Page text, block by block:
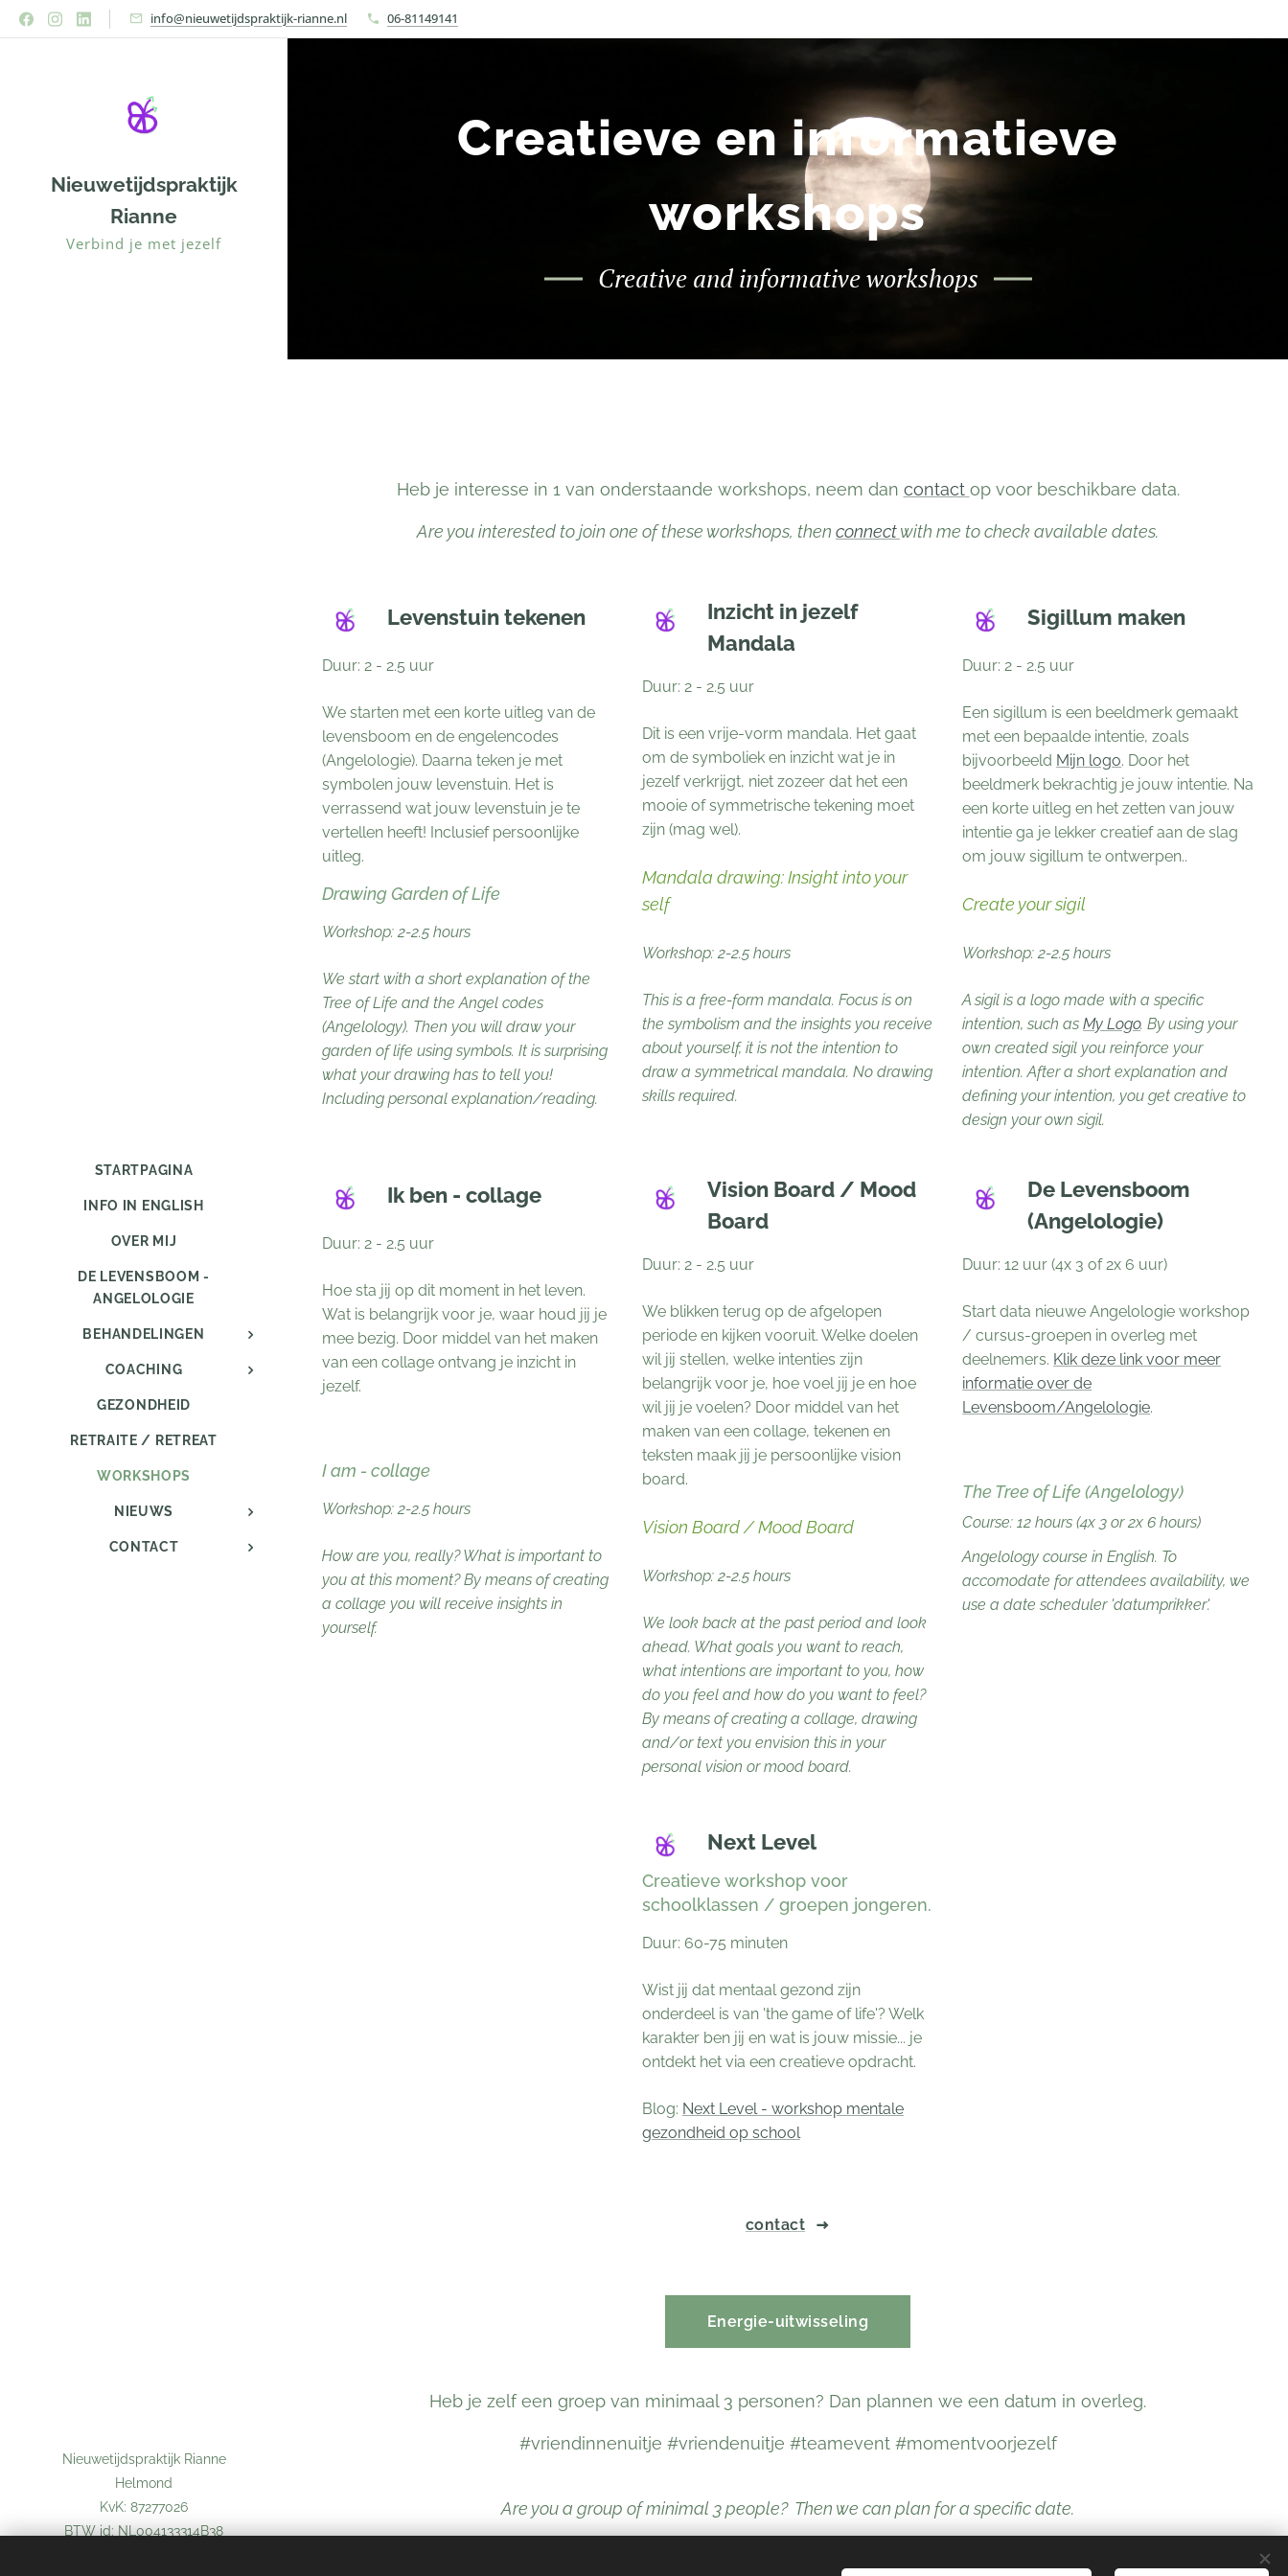
info@nieuwetijdspraktijk-rianne.nl 06-81149141
Nieuwetijdspraktijk
Rianne
Verbind je met jezelf
STARTPAGINA
INFO IN ENGLISH
OVER MIJ
DE LEVENSBOOM -
ANGELOLOGIE
BEHANDELINGEN
COACHING
GEZONDHEID
RETRAITE / RETREAT
WORKSHOPS
NIEUWS
CONTACT
Creatieve en informatieve
workshops
Creative and informative workshops
Heb je interesse in 1 van onderstaande workshops, neem dan contact op voor beschikbare data.
Are you interested to join one of these workshops, then connectwith me to check available dates.
Levenstuin tekenen
Duur: 2 - 2.5 uur
We starten met een korte uitleg van de
levensboom en de engelencodes
(Angelologie). Daarna teken je met
symbolen jouw levenstuin. Het is
verrassend wat jouw levenstuin je te
vertellen heeft! Inclusief persoonlijke
uitleg.
Drawing Garden of Life
Workshop: 2-2.5 hours
We start with a short explanation of the
Tree of Life and the Angel codes
(Angelology). Then you will draw your
garden of life using symbols. It is surprising
what your drawing has to tell you!
Including personal explanation/reading.
Inzicht in jezelf
Mandala
Duur: 2 - 2.5 uur
Dit is een vrije-vorm mandala. Het gaat
om de symboliek en inzicht wat je in
jezelf verkrijgt, niet zozeer dat het een
mooie of symmetrische tekening moet
zijn (mag wel).
Mandala drawing: Insight into your
self
Workshop: 2-2.5 hours
This is a free-form mandala. Focus is on
the symbolism and the insights you receive
about yourself, it is not the intention to
draw a symmetrical mandala. No drawing
skills required.
Sigillum maken
Duur: 2 - 2.5 uur
Een sigillum is een beeldmerk gemaakt
met een bepaalde intentie, zoals
bijvoorbeeld Mijn logo. Door het
beeldmerk bekrachtig je jouw intentie. Na
een korte uitleg en het zetten van jouw
intentie ga je lekker creatief aan de slag
om jouw sigillum te ontwerpen..
Create your sigil
Workshop: 2-2.5 hours
A sigil is a logo made with a specific
intention, such asMy Logo. By using your
own created sigil you reinforce your
intention. After a short explanation and
defining your intention, you get creative to
design your own sigil.
Ik ben - collage
Duur: 2 - 2.5 uur
Hoe sta jij op dit moment in het leven.
Wat is belangrijk voor je, waar houd jij je
mee bezig. Door middel van het maken
van een collage ontvang je inzicht in
jezelf.
I am - collage
Workshop: 2-2.5 hours
How are you, really? What is important to
you at this moment? By means of creating
a collage you will receive insights in
yourself.
Vision Board / Mood
Board
Duur: 2 - 2.5 uur
We blikken terug op de afgelopen
periode en kijken vooruit. Welke doelen
wil jij stellen, welke intenties zijn
belangrijk voor je, hoe voel jij je en hoe
wil jij je voelen? Door middel van het
maken van een collage, tekenen en
teksten maak jij je persoonlijke vision
board.
Vision Board / Mood Board
Workshop: 2-2.5 hours
We look back at the past period and look
ahead. What goals you want to reach,
what intentions are important to you, how
do you feel and how do you want to feel?
By means of creating a collage, drawing
and/or text you envision this in your
personal vision or mood board.
De Levensboom
(Angelologie)
Duur: 12 uur (4x 3 of 2x 6 uur)
Start data nieuwe Angelologie workshop
/ cursus-groepen in overleg met
deelnemers. Klik deze link voor meer
informatie over de
Levensboom/Angelologie.
The Tree of Life (Angelology)
Course: 12 hours (4x 3 or 2x 6 hours)
Angelology course in English. To
accomodate for attendees availability, we
use a date scheduler 'datumprikker'.
Next Level
Creatieve workshop voor
schoolklassen / groepen jongeren.
Duur: 60-75 minuten
Wist jij dat mentaal gezond zijn
onderdeel is van 'the game of life'? Welk
karakter ben jij en wat is jouw missie... je
ontdekt het via een creatieve opdracht.
Blog: Next Level - workshop mentale
gezondheid op school
contact
Energie-uitwisseling
Heb je zelf een groep van minimaal 3 personen? Dan plannen we een datum in overleg.
#vriendinnenuitje #vriendenuitje #teamevent #momentvoorjezelf
Are you a group of minimal 3 people? Then we can plan for a specific date.
Nieuwetijdspraktijk Rianne
Helmond
KvK: 87277026
BTW id: NL004133314B38